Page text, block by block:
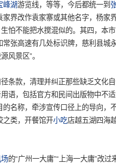
峰湖游览线，等等，今后都统一到
界改作袁家寨或其他名字，杨家
怕不能把水搅混似的。其四，本
张高速有几处标识牌，慈利县城
风景区”。
条款，清理并纠正那些缺乏文化
语，包括官方和民间出版物中不
的名称，牵涉宣传口径上的导向，
之类，开餐馆开小吃店越五湖四海
的“广州一大庸”“上海一大庸”改过